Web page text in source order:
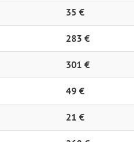
Keskihinta
35 €
283 €
301 €
49 €
21 €